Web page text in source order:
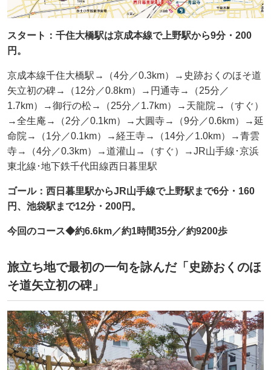
スタート：千住大橋駅は京成本線で上野駅から9分・200
円。
京成本線千住大橋駅→（4分／0.3km）→史跡おくのほそ道
矢立初の碑→（12分／0.8km）→円通寺→（25分／
1.7km）→御行の松→（25分／1.7km）→天龍院→（すぐ）
→全生庵→（2分／0.1km）→大圓寺→（9分／0.6km）→延
命院→（1分／0.1km）→経王寺→（14分／1.0km）→青雲
寺→（4分／0.3km）→道灌山→（すぐ）→JR山手線･京浜
東北線･地下鉄千代田線西日暮里駅
ゴール：西日暮里駅からJR山手線で上野駅まで6分・160
円、池袋駅まで12分・200円。
今回のコース◆約6.6km／約1時間35分／約9200歩
旅立ち地で最初の一句を詠んだ「史跡おくのほ
そ道矢立初の碑」